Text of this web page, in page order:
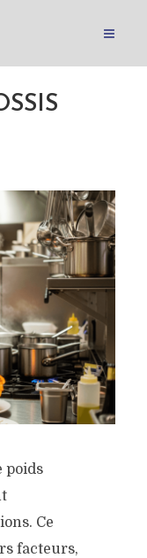
poids
Ce
facteurs,